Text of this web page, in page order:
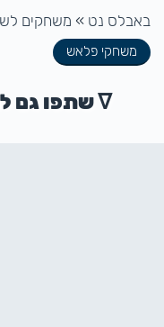
באבלס נט » משחקים
משחקי פלאש
ᐁ שתפו גם לחברים את המשחק ᐁ